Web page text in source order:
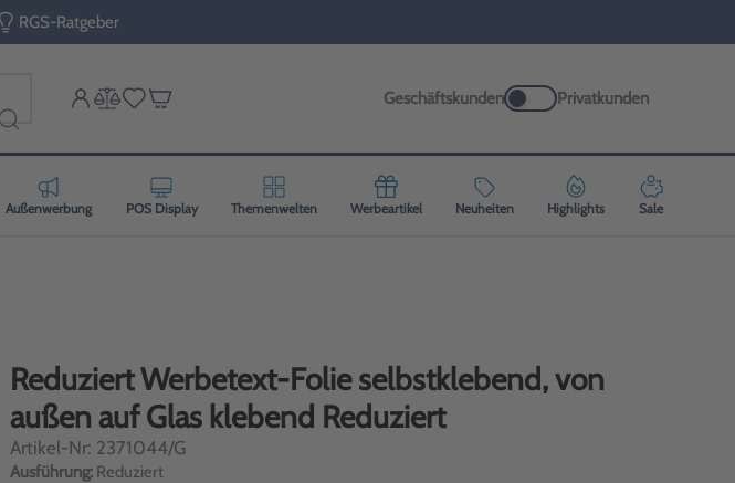
RGS-Ratgeber
Geschäftskunden Privatkunden
Außenwerbung POS Display Themenwelten Werbeartikel Neuheiten Highlights Sale
Reduziert Werbetext-Folie selbstklebend, von
außen auf Glas klebend Reduziert
Artikel-Nr: 2371044/G
Ausführung: Reduziert